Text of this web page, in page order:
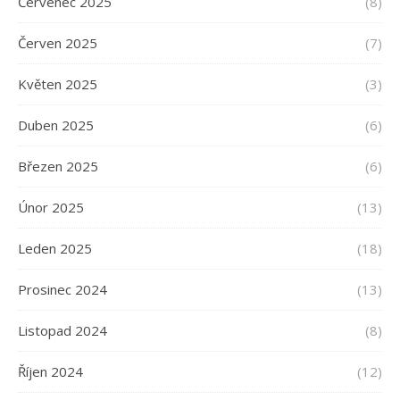
Červen 2025 (7)
Květen 2025 (3)
Duben 2025 (6)
Březen 2025 (6)
Únor 2025 (13)
Leden 2025 (18)
Prosinec 2024 (13)
Listopad 2024 (8)
Říjen 2024 (12)